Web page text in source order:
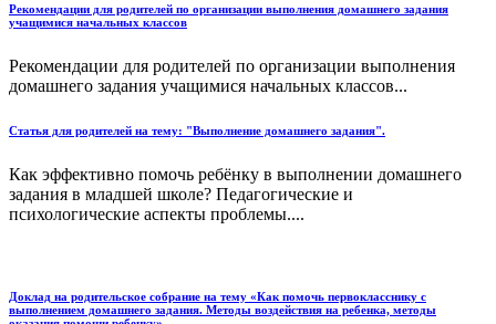
Рекомендации для родителей по организации выполнения домашнего задания
учащимися начальных классов
Рекомендации для родителей по организации выполнения
домашнего задания учащимися начальных классов...
Статья для родителей на тему: "Выполнение домашнего задания".
Как эффективно помочь ребёнку в выполнении домашнего
задания в младшей школе? Педагогические и
психологические аспекты проблемы....
Доклад на родительское собрание на тему «Как помочь первокласснику с
выполнением домашнего задания. Методы воздействия на ребенка, методы